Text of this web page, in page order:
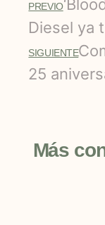
PREVIO
Diesel ya
SIGUIENTE
25
Más